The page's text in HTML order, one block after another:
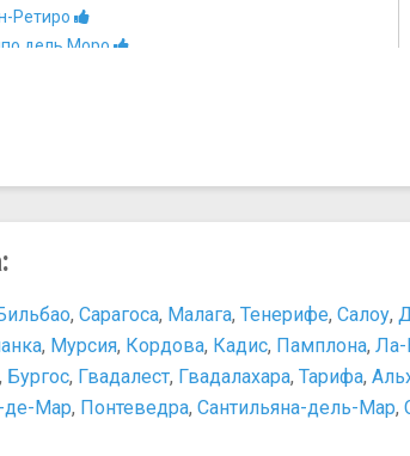
Ретиро
дель Моро
ла-Паха
дель-Кастильо
Пуэрта де Соль
Виа
, Сарагоса, Малага, Тенерифе, Салоу,
, Мурсия, Кордова, Кадис, Памплона, Ла-
, Бургос, Гвадалест, Гвадалахара, Тарифа,
де-Мар, Понтеведра, Сантильяна-дель-Мар,